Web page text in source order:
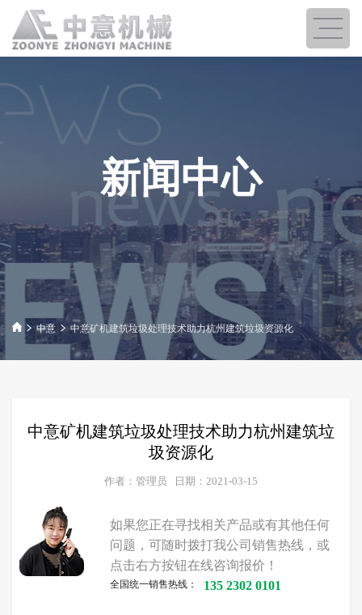
新闻中心
中意 中意矿机建筑垃圾处理技术助力杭州建筑垃圾资源化
中意矿机建筑垃圾处理技术助力杭州建筑垃
圾资源化
作者：管理员 日期：2021-03-15
如果您正在寻找相关产品或有其他任何
问题，可随时拨打我公司销售热线，或
点击右方按钮在线咨询报价！
全国统一销售热线： 135 2302 0101